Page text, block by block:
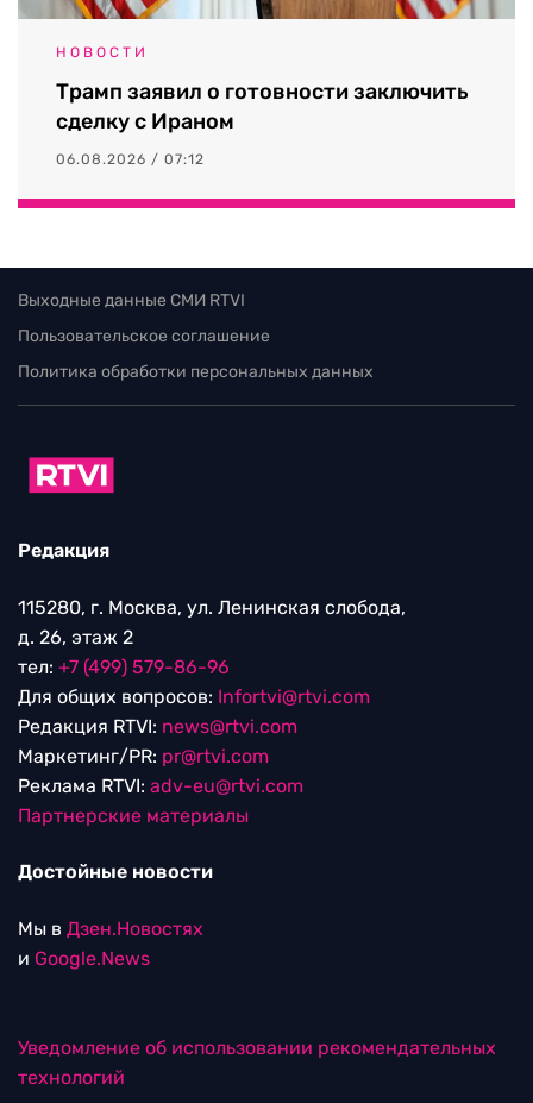
НОВОСТИ
Трамп заявил о готовности заключить
сделку с Ираном
06.08.2026 / 07:12
Выходные данные СМИ RTVI
Пользовательское соглашение
Политика обработки персональных данных
Редакция
115280, г. Москва, ул. Ленинская слобода,
д. 26, этаж 2
тел: +7 (499) 579-86-96
Для общих вопросов: Infortvi@rtvi.com
Редакция RTVI: news@rtvi.com
Маркетинг/PR: pr@rtvi.com
Реклама RTVI: adv-eu@rtvi.com
Партнерские материалы
Достойные новости
Мы в Дзен.Новостях
и Google.News
Уведомление об использовании рекомендательных
технологий